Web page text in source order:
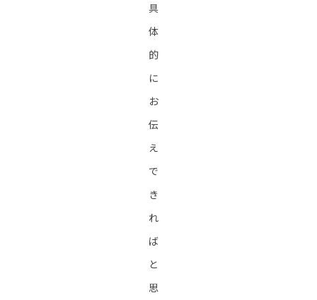
具
体
的
に
お
伝
え
で
き
れ
ば
と
思